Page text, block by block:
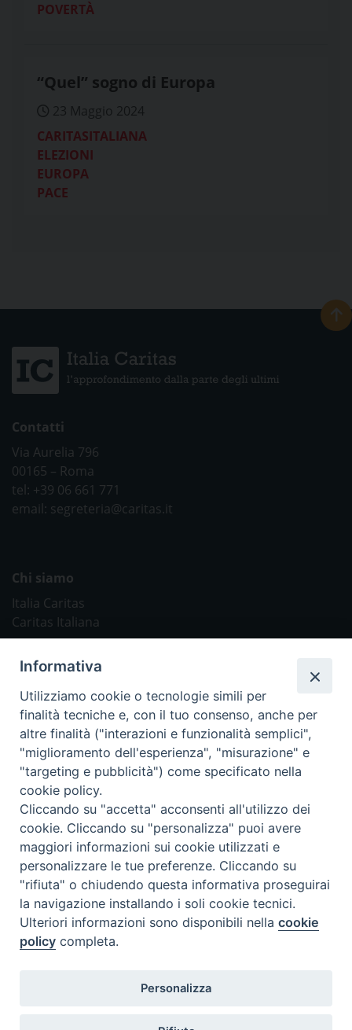
POVERTÀ
“Quel” sogno di Europa
23 Maggio 2024
CARITASITALIANA
ELEZIONI
EUROPA
PACE
Contatti
Via Aurelia 796
00165 – Roma
tel: +39 06 661 771
email: segreteria@caritas.it
Chi siamo
Italia Caritas
Caritas Italiana
Caritas Internationalis
TV 2000
Inblu 2000
Avvenire
Sir
Scarp de’ Tenis
Newsletter
ISCRIVITI ALLA NEWSLETTER
Informativa
Utilizziamo cookie o tecnologie simili per
finalità tecniche e, con il tuo consenso, anche per
altre finalità ("interazioni e funzionalità semplici",
"miglioramento dell'esperienza", "misurazione" e
"targeting e pubblicità") come specificato nella
cookie policy.
Cliccando su "accetta" acconsenti all'utilizzo dei
cookie. Cliccando su "personalizza" puoi avere
maggiori informazioni sui cookie utilizzati e
personalizzare le tue preferenze. Cliccando su
"rifiuta" o chiudendo questa informativa proseguirai
la navigazione installando i soli cookie tecnici.
Ulteriori informazioni sono disponibili nellacookie
policy completa.
Personalizza